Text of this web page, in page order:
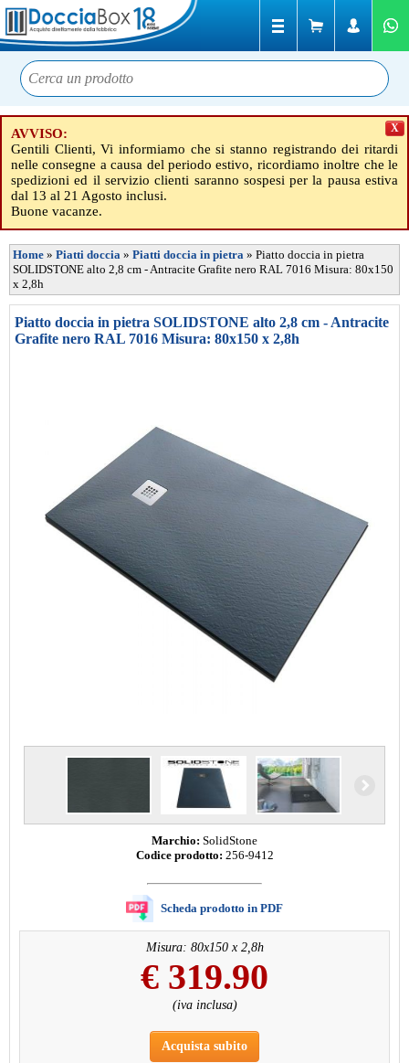
AVVISO:
Gentili Clienti, Vi informiamo che si stanno registrando dei ritardi
nelle consegne a causa del periodo estivo, ricordiamo inoltre che le
spedizioni ed il servizio clienti saranno sospesi per la pausa estiva
dal 13 al 21 Agosto inclusi.
Buone vacanze.
X
Home » Piatti doccia » Piatti doccia in pietra » Piatto doccia in pietra
SOLIDSTONE alto 2,8 cm - Antracite Grafite nero RAL 7016 Misura: 80x150
x 2,8h
Piatto doccia in pietra SOLIDSTONE alto 2,8 cm - Antracite
Grafite nero RAL 7016 Misura: 80x150 x 2,8h
Marchio: SolidStone
Codice prodotto: 256-9412
Scheda prodotto in PDF
Misura: 80x150 x 2,8h
€ 319.90
(iva inclusa)
Acquista subito